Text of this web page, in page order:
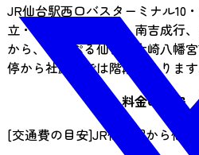
JR仙台駅西口バスターミナル10
立・作並、国見ケ丘、南吉成行、
から、るーぷる仙台「大崎八幡
停から社殿までは階段があります
料金の目安
[交通費の目安]JR仙台駅から仙